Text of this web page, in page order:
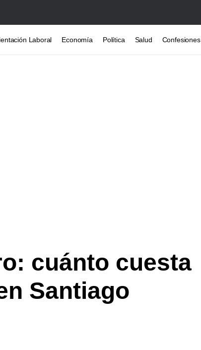
Laboral Economía Política Salud Confesiones
cuánto cuesta
Santiago